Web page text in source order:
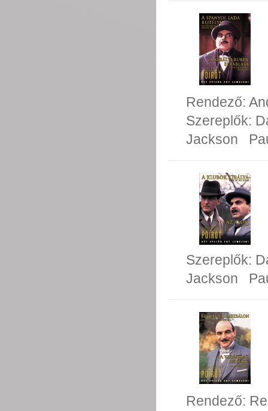
Rendező:
Szereplők:
Jackson
Szereplők:
Jackson
Rendező: